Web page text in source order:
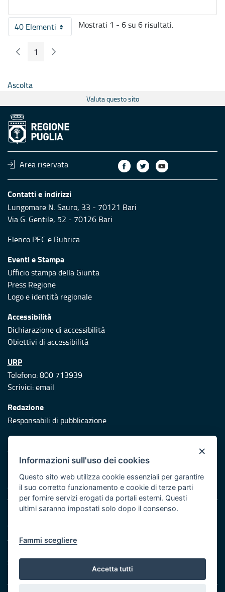
40 ElementiPer pagina
Mostrati 1 - 6 su 6 risultati.
Pagina Precedente
Pagina
1 Pagina Seguente
Ascolta
Valuta questo sito
Area riservata
Contatti e indirizzi
Lungomare N. Sauro, 33 - 70121 Bari
Via G. Gentile, 52 - 70126 Bari
Elenco PEC e Rubrica
Eventi e Stampa
Ufficio stampa della Giunta
Press Regione
Logo e identità regionale
Accessibilità
Dichiarazione di accessibilità
Obiettivi di accessibilità
URP
Telefono: 800 713939
Scrivici:email
Redazione
Responsabili di pubblicazione
Protezione civile
Vai al sito di Protezione Civile Puglia
Iniziativa finanziata con risorse del POR Puglia 2014/2020 -
Asse XI
Note legali
Cookie e privacy
Atti di notifica
Servizi Intranet
×
Informazioni sull'uso dei cookies
Questo sito web utilizza cookie essenziali per garantire
il suo corretto funzionamento e cookie di terze parti
per fornire servizi erogati da portali esterni. Questi
ultimi saranno impostati solo dopo il consenso.
Fammi scegliere
Accetta tutti